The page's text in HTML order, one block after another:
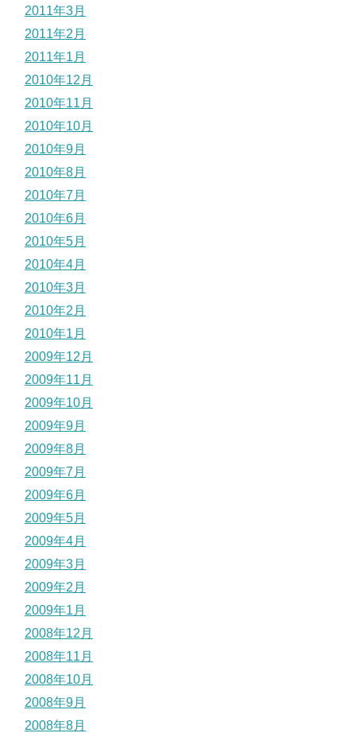
2011年3月
2011年2月
2011年1月
2010年12月
2010年11月
2010年10月
2010年9月
2010年8月
2010年7月
2010年6月
2010年5月
2010年4月
2010年3月
2010年2月
2010年1月
2009年12月
2009年11月
2009年10月
2009年9月
2009年8月
2009年7月
2009年6月
2009年5月
2009年4月
2009年3月
2009年2月
2009年1月
2008年12月
2008年11月
2008年10月
2008年9月
2008年8月